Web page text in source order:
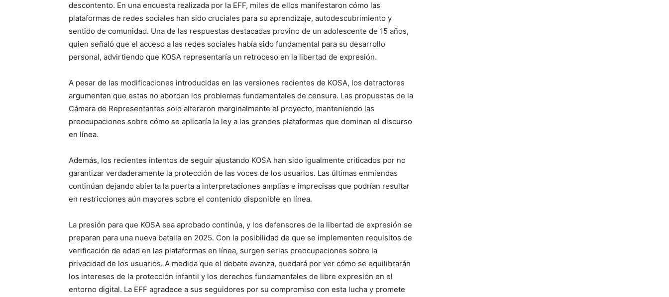
descontento. En una encuesta realizada por la EFF, miles de ellos manifestaron cómo las
plataformas de redes sociales han sido cruciales para su aprendizaje, autodescubrimiento y
sentido de comunidad. Una de las respuestas destacadas provino de un adolescente de 15 años,
quien señaló que el acceso a las redes sociales había sido fundamental para su desarrollo
personal, advirtiendo que KOSA representaría un retroceso en la libertad de expresión.
A pesar de las modificaciones introducidas en las versiones recientes de KOSA, los detractores
argumentan que estas no abordan los problemas fundamentales de censura. Las propuestas de la
Cámara de Representantes solo alteraron marginalmente el proyecto, manteniendo las
preocupaciones sobre cómo se aplicaría la ley a las grandes plataformas que dominan el discurso
en línea.
Además, los recientes intentos de seguir ajustando KOSA han sido igualmente criticados por no
garantizar verdaderamente la protección de las voces de los usuarios. Las últimas enmiendas
continúan dejando abierta la puerta a interpretaciones amplias e imprecisas que podrían resultar
en restricciones aún mayores sobre el contenido disponible en línea.
La presión para que KOSA sea aprobado continúa, y los defensores de la libertad de expresión se
preparan para una nueva batalla en 2025. Con la posibilidad de que se implementen requisitos de
verificación de edad en las plataformas en línea, surgen serias preocupaciones sobre la
privacidad de los usuarios. A medida que el debate avanza, quedará por ver cómo se equilibrarán
los intereses de la protección infantil y los derechos fundamentales de libre expresión en el
entorno digital. La EFF agradece a sus seguidores por su compromiso con esta lucha y promete